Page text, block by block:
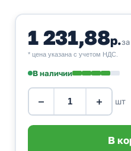
1 231,88р.
* цена указана с учетом НДС.
В наличии
− + шт